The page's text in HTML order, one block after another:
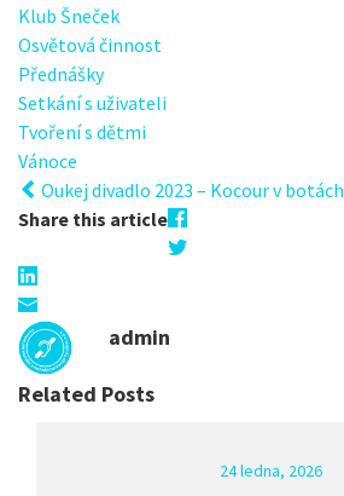
Klub Šneček
Osvětová činnost
Přednášky
Setkání s uživateli
Tvoření s dětmi
Vánoce
Oukej divadlo 2023 – Kocour v botách
Share this article
admin
Related Posts
24 ledna, 2026